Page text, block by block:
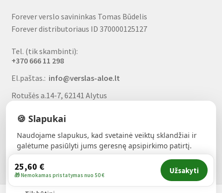
Forever verslo savininkas Tomas Būdelis
Forever distributoriaus ID 370000125127
Tel. (tik skambinti):
+370 666 11 298
El.paštas.: info@verslas-aloe.lt
Rotušės a.14-7, 62141 Alytus
MB Nutriverta
Įmonės kodas 306727408
A/S Nr.LT797300010185663327
25,60 €
🎁 Nemokamas pristatymas nuo 50 €
Užsakyti
🍪 Slapukai
Naudojame slapukus, kad svetainė veiktų sklandžiai ir
galėtume pasiūlyti jums geresnę apsipirkimo patirtį.